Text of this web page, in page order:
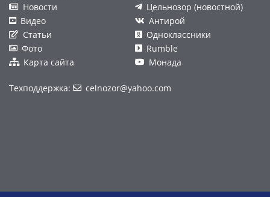
Новости
Видео
Статьи
Фото
Карта сайта
Цельнозор (новостной)
Антирой
Одноклассники
Rumble
Монада
Техподдержка: celnozor@yahoo.com